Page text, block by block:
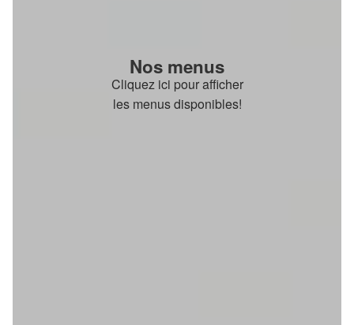
Nos menus
Cliquez ici pour afficher
les menus disponibles!